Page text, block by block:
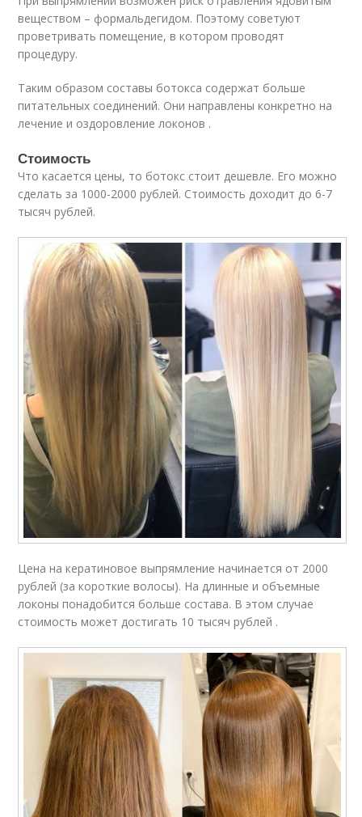
веществом – формальдегидом. Поэтому советуют
проветривать помещение, в котором проводят
процедуру.
Таким образом составы ботокса содержат больше
питательных соединений. Они направлены конкретно на
лечение и оздоровление локонов .
Стоимость
Что касается цены, то ботокс стоит дешевле. Его можно
сделать за 1000-2000 рублей. Стоимость доходит до 6-7
тысяч рублей.
Цена на кератиновое выпрямление начинается от 2000
рублей (за короткие волосы). На длинные и объемные
локоны понадобится больше состава. В этом случае
стоимость может достигать 10 тысяч рублей .